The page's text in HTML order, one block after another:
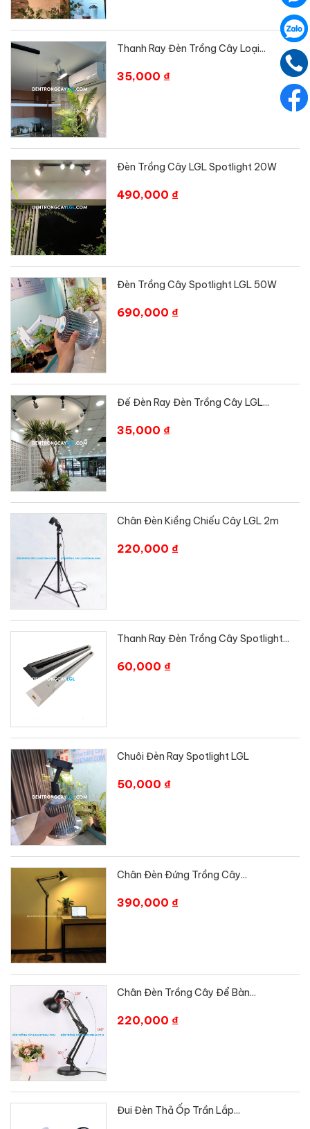
Thanh Ray Đèn Trồng Cây Loại...
35,000 ₫
Đèn Trồng Cây LGL Spotlight 20W
490,000 ₫
Đèn Trồng Cây Spotlight LGL 50W
690,000 ₫
Đế Đèn Ray Đèn Trồng Cây LGL...
35,000 ₫
Chân Đèn Kiềng Chiếu Cây LGL 2m
220,000 ₫
Thanh Ray Đèn Trồng Cây Spotlight...
60,000 ₫
Chuôi Đèn Ray Spotlight LGL
50,000 ₫
Chân Đèn Đứng Trồng Cây...
390,000 ₫
Chân Đèn Trồng Cây Để Bàn...
220,000 ₫
Đui Đèn Thả Ốp Trần Lắp...